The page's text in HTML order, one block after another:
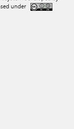
under